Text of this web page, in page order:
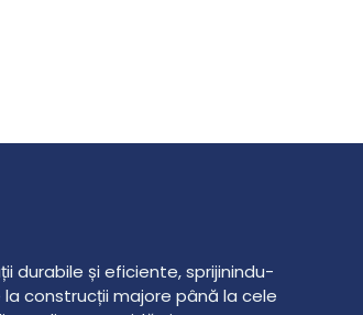
durabile și eficiente, sprijinindu-
construcții majore până la cele